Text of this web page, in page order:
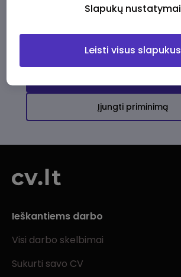
darbo pasiūlymų
Įjungti priminimą
Ieškantiems darbo
Visi darbo skelbimai
Sukurti savo CV
Slapukų nustatymai
Leisti visus slapukus